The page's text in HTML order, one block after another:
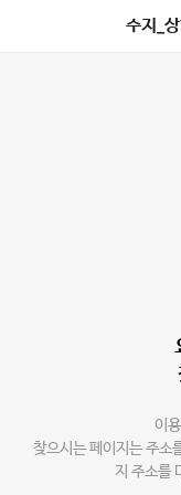
수지_
이
찾으시는 페이지는 주소
지 주소를